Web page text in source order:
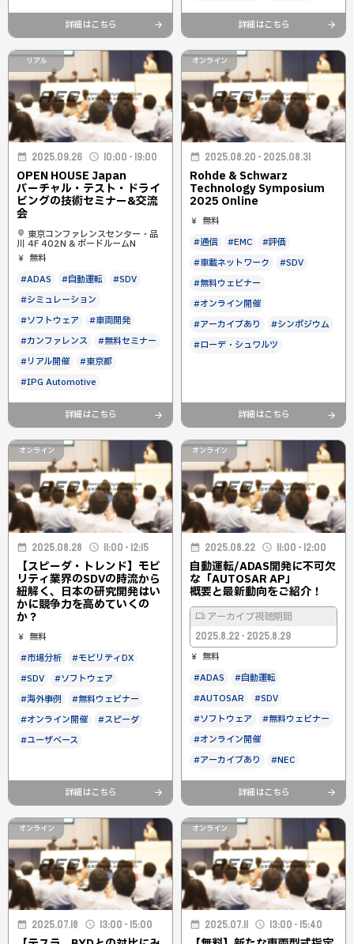
詳細はこちら 詳細はこちら
リアル
2025.09.26 10:00 - 19:00
OPEN HOUSE Japan
バーチャル・テスト・ドライ
ビングの技術セミナー&交流
会​
東京コンファレンスセンター・品
川 4F 402N & ボードルームN
無料
#ADAS #自動運転
#SDV
#シミュレーション
#ソフトウェア
#車両開発
#カンファレンス
#無料セミナー
#リアル開催
#東京都
#IPG Automotive
詳細はこちら
オンライン
2025.08.20 - 2025.08.31
Rohde & Schwarz
Technology Symposium
2025 Online
無料
#通信 #EMC
#評価
#車載ネットワーク
#SDV
#無料ウェビナー
#オンライン開催
#アーカイブあり
#シンポジウム
#ローデ・シュワルツ
詳細はこちら
オンライン
2025.08.28 11:00 - 12:15
【スピーダ・トレンド】モビ
リティ業界のSDVの時流から
紐解く、日本の研究開発はい
かに競争力を高めていくの
か？
無料
#市場分析
#モビリティDX
#SDV
#ソフトウェア
#海外事例
#無料ウェビナー
#オンライン開催
#スピーダ
#ユーザベース
詳細はこちら
オンライン
2025.08.22 11:00 - 12:00
自動運転/ADAS開発に不可欠
な「AUTOSAR AP」
概要と最新動向をご紹介！
アーカイブ視聴期間
2025.8.22 - 2025.8.29
無料
#ADAS
#自動運転
#AUTOSAR
#SDV
#ソフトウェア
#無料ウェビナー
#オンライン開催
#アーカイブあり
#NEC
詳細はこちら
オンライン
2025.07.18 13:00 - 15:00
オンライン
2025.07.11 13:00 - 15:40